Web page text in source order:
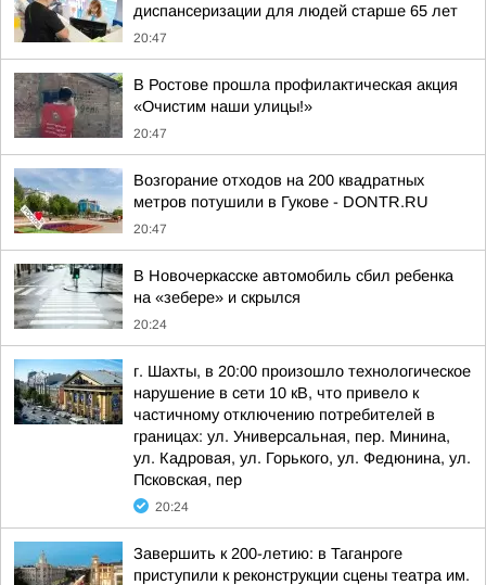
диспансеризации для людей старше 65 лет
20:47
В Ростове прошла профилактическая акция
«Очистим наши улицы!»
20:47
Возгорание отходов на 200 квадратных
метров потушили в Гукове - DONTR.RU
20:47
В Новочеркасске автомобиль сбил ребенка
на «зебере» и скрылся
20:24
г. Шахты, в 20:00 произошло технологическое
нарушение в сети 10 кВ, что привело к
частичному отключению потребителей в
границах: ул. Универсальная, пер. Минина,
ул. Кадровая, ул. Горького, ул. Федюнина, ул.
Псковская, пер
20:24
Завершить к 200-летию: в Таганроге
приступили к реконструкции сцены театра им.